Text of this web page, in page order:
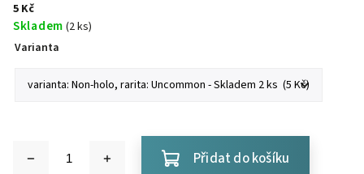
5 Kč
Skladem (2 ks)
Varianta
Přidat do košíku